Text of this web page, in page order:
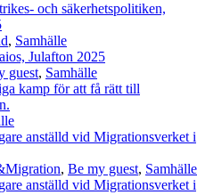
och säkerhetspolitiken,
, Samhälle
Julafton 2025
guest, Samhälle
kamp för att få rätt till
anställd vid Migrationsverket i
, Be my guest, Samhälle
anställd vid Migrationsverket i